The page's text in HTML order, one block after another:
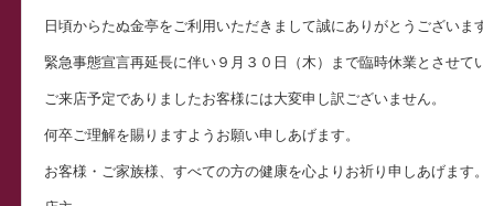
日頃からたぬ金亭をご利用いただきまして誠にありがとうございま
緊急事態宣言再延長に伴い９月３０日（木）まで臨時休業とさせて
ご来店予定でありましたお客様には大変申し訳ございません。
何卒ご理解を賜りますようお願い申しあげます。
お客様・ご家族様、すべての方の健康を心よりお祈り申しあげます。